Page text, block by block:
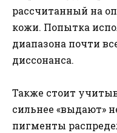
рассчитанный на
кожи. Попытка
диапазона почти
диссонанса.
Также стоит
сильнее «выдают»
пигменты